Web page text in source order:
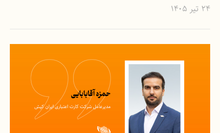
۲۴ تیر ۱۴۰۵